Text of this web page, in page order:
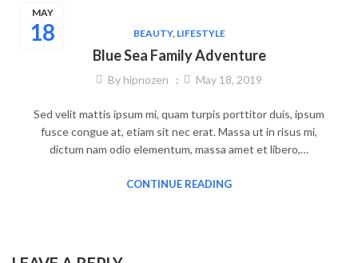
18
MAY
BEAUTY, LIFESTYLE
Blue Sea Family Adventure
By hipnozen May 18, 2019
Sed velit mattis ipsum mi, quam turpis porttitor duis, ipsum
fusce congue at, etiam sit nec erat. Massa ut in risus mi,
dictum nam odio elementum, massa amet et libero,…
CONTINUE READING